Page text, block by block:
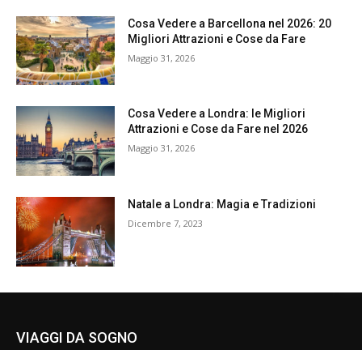
Cosa Vedere a Barcellona nel 2026: 20
Migliori Attrazioni e Cose da Fare
Maggio 31, 2026
Cosa Vedere a Londra: le Migliori
Attrazioni e Cose da Fare nel 2026
Maggio 31, 2026
Natale a Londra: Magia e Tradizioni
Dicembre 7, 2023
VIAGGI DA SOGNO